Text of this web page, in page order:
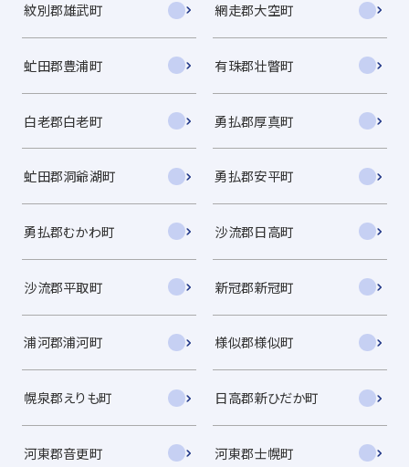
紋別郡雄武町 網走郡大空町
虻田郡豊浦町 有珠郡壮瞥町
白老郡白老町 勇払郡厚真町
虻田郡洞爺湖町 勇払郡安平町
勇払郡むかわ町 沙流郡日高町
沙流郡平取町 新冠郡新冠町
浦河郡浦河町 様似郡様似町
幌泉郡えりも町 日高郡新ひだか町
河東郡音更町 河東郡士幌町